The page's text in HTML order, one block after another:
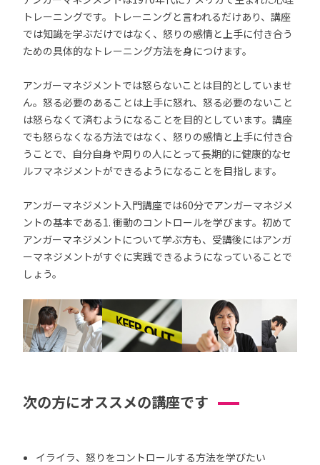
トレーニングです。トレーニングと言われるだけあり、講座
では知識を学ぶだけではなく、怒りの感情と上手に付き合う
ための具体的なトレーニング方法を身につけます。
アンガーマネジメントでは怒らないことは目的としていませ
ん。怒る必要のあることは上手に怒れ、怒る必要のないこと
は怒らなくて済むようになることを目的としています。講座
でも怒らなくなる方法ではなく、怒りの感情と上手に付き合
うことで、自分自身や周りの人にとって長期的に健康的なセ
ルフマネジメントができるようになることを目指します。
アンガーマネジメント入門講座では60分でアンガーマネジメ
ントの基本である1. 衝動のコントロールを学びます。初めて
アンガーマネジメントについて学ぶ方も、受講後にはアンガ
ーマネジメントがすぐに実践できるようになっていることで
しょう。
次の方にオススメの講座です
イライラ、怒りをコントロールする方法を学びたい